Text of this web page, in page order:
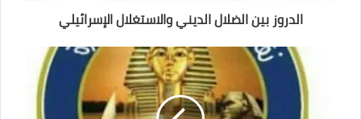
الدروز بين الضلال الديني والاستغلال الإسرائيلي